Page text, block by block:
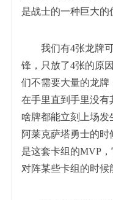
是战士的一种巨大的
我们有4张龙牌
锋，只放了4张的原
们不需要大量的龙牌
在手里直到手里没有
啥牌都能立刻上场发
阿莱克萨塔勇士的
是这套卡组的MVP
对阵某些卡组的时候